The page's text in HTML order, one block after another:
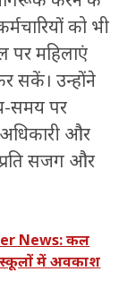
को भी
पर महिलाएं
सकें। उन्होंने
समय पर
और
सजग और
News: कल
स्कूलों में अवकाश